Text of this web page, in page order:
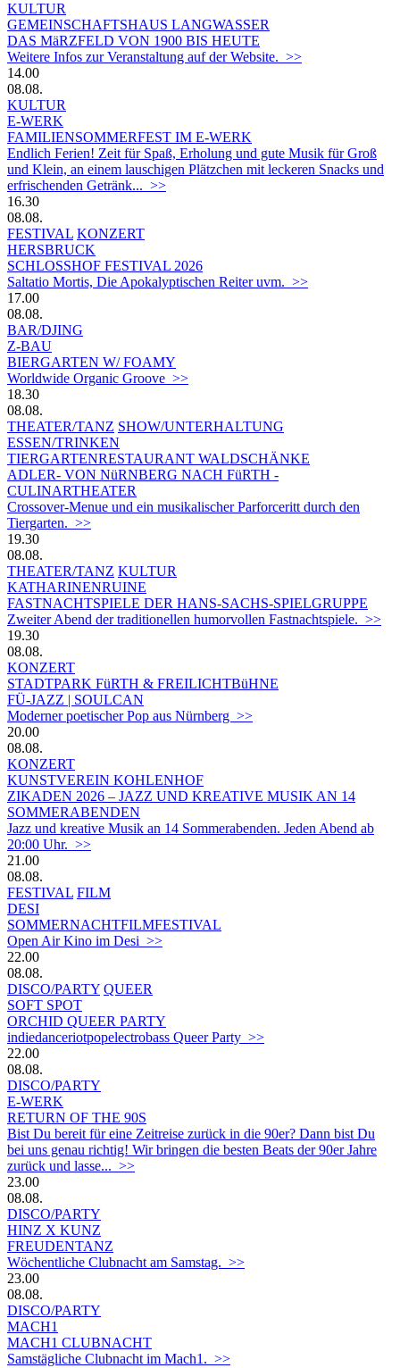
KULTUR
GEMEINSCHAFTSHAUS LANGWASSER
DAS MäRZFELD VON 1900 BIS HEUTE
Weitere Infos zur Veranstaltung auf der Website. >>
14.00
08.08.
KULTUR
E-WERK
FAMILIENSOMMERFEST IM E-WERK
Endlich Ferien! Zeit für Spaß, Erholung und gute Musik für Groß
und Klein, an einem lauschigen Plätzchen mit leckeren Snacks und
erfrischenden Getränk... >>
16.30
08.08.
FESTIVAL KONZERT
HERSBRUCK
SCHLOSSHOF FESTIVAL 2026
Saltatio Mortis, Die Apokalyptischen Reiter uvm. >>
17.00
08.08.
BAR/DJING
Z-BAU
BIERGARTEN W/ FOAMY
Worldwide Organic Groove >>
18.30
08.08.
THEATER/TANZ SHOW/UNTERHALTUNG
ESSEN/TRINKEN
TIERGARTEN­RESTAURANT WALDSCHÄNKE
ADLER- VON NüRNBERG NACH FüRTH -
CULINARTHEATER
Crossover-Menue und ein musikalischer Parforceritt durch den
Tiergarten. >>
19.30
08.08.
THEATER/TANZ KULTUR
KATHARINENRUINE
FASTNACHTSPIELE DER HANS-SACHS-SPIELGRUPPE
Zweiter Abend der traditionellen humorvollen Fastnachtspiele. >>
19.30
08.08.
KONZERT
STADTPARK FüRTH & FREILICHTBüHNE
FÜ-JAZZ | SOULCAN
Moderner poetischer Pop aus Nürnberg >>
20.00
08.08.
KONZERT
KUNSTVEREIN KOHLENHOF
ZIKADEN 2026 – JAZZ UND KREATIVE MUSIK AN 14
SOMMERABENDEN
Jazz und kreative Musik an 14 Sommerabenden. Jeden Abend ab
20:00 Uhr. >>
21.00
08.08.
FESTIVAL FILM
DESI
SOMMERNACHTFILMFESTIVAL
Open Air Kino im Desi >>
22.00
08.08.
DISCO/PARTY QUEER
SOFT SPOT
ORCHID QUEER PARTY
indiedanceriotpopelectrobass Queer Party >>
22.00
08.08.
DISCO/PARTY
E-WERK
RETURN OF THE 90S
Bist Du bereit für eine Zeitreise zurück in die 90er? Dann bist Du
bei uns genau richtig! Wir bringen die besten Beats der 90er Jahre
zurück und lasse... >>
23.00
08.08.
DISCO/PARTY
HINZ X KUNZ
FREUDENTANZ
Wöchentliche Clubnacht am Samstag. >>
23.00
08.08.
DISCO/PARTY
MACH1
MACH1 CLUBNACHT
Samstägliche Clubnacht im Mach1. >>